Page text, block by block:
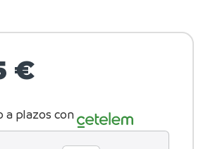
€
a plazos con